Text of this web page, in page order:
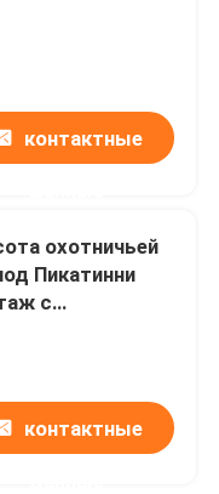
контактные
охотничьей
Пикатинни
с
ноги
контактные